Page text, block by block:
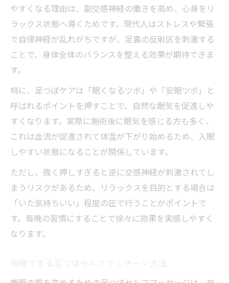
やすくなる理由は、副交感神経の働きを高め、心身をリ
ラックス状態へ導くためです。現代人はストレスや緊張
で自律神経が乱れがちですが、足裏の反射区を刺激する
ことで、身体全体のバランスを整える効果が期待できま
す。
特に、足つぼケアは「眠くなるツボ」や「安眠ツボ」と
呼ばれるポイントを押すことで、自然な眠気を促進しや
すくなります。実際に施術後に眠気を感じる方も多く、
これは血流が促進されて体温が下がり始めるため、入眠
しやすい状態になることが関係しています。
ただし、強く押しすぎると逆に交感神経が刺激されてし
まうリスクがあるため、リラックスを目的とする場合は
「いた気持ちいい」程度の圧で行うことがポイントで
す。毎晩の習慣にすることで徐々に効果を実感しやすく
なります。
毎晩できる足つぼセルフマッサージ方法